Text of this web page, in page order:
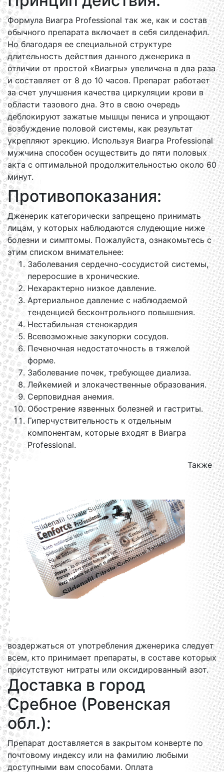
Формула Виагра Professional так же, как и состав
обычного препарата включает в себя силденафил.
Но благодаря ее специальной структуре
длительность действия данного дженерика в
отличии от простой «Виагры» увеличена в два раза
и составляет от 8 до 10 часов. Препарат работает
за счет улучшения качества циркуляции крови в
области тазового дна. Это в свою очередь
деблокируют зажатые мышцы пениса и упрощают
возбуждение половой системы, как результат
укрепляют эрекцию. Используя Виагра Professional
мужчина способен осуществить до пяти половых
акта с оптимальной продолжительностью около 60
минут.
Противопоказания:
Дженерик категорически запрещено принимать
лицам, у которых наблюдаются слудеющие ниже
болезни и симптомы. Пожалуйста, ознакомьтесь с
этим списком внимательнее:
Заболевания сердечно-сосудистой системы,
переросшие в хронические.
Нехарактерно низкое давление.
Артериальное давление с наблюдаемой
тенденцией бесконтрольного повышения.
Нестабильная стенокардия
Всевозможные закупорки сосудов.
Печеночная недостаточность в тяжелой
форме.
Заболевание почек, требующее диализа.
Лейкемией и злокачественные образования.
Серповидная анемия.
Обострение язвенных болезней и гастриты.
Гиперчуствительность к отдельным
компонентам, которые входят в Виагра
Professional.
Также
воздержаться от употребления дженерика следует
всем, кто принимает препараты, в составе которых
присутствуют нитраты или оксидированный азот.
Доставка в город
Сребное (Ровенская
обл.):
Препарат доставляется в закрытом конверте по
почтовому индексу или на фамилию любыми
доступными вам способами. Оплата